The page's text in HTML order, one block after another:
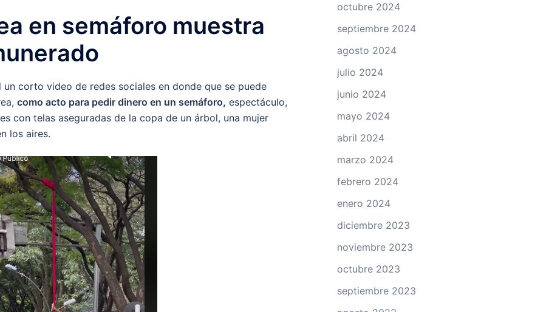
en semáforo muestra
corto video de redes sociales en donde que se puede
como acto para pedir dinero en un semáforo, espectáculo,
con telas aseguradas de la copa de un árbol, una mujer
los aires.
octubre 2024
septiembre 2024
agosto 2024
julio 2024
junio 2024
mayo 2024
abril 2024
marzo 2024
febrero 2024
enero 2024
diciembre 2023
noviembre 2023
octubre 2023
septiembre 2023